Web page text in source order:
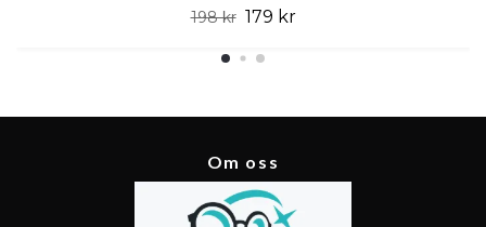
198 kr 179 kr
Om oss